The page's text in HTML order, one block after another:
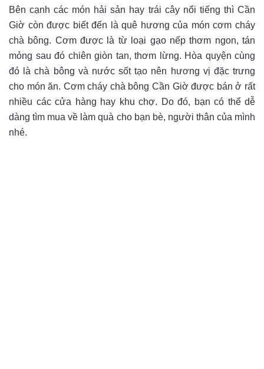
Bên cạnh các món hải sản hay trái cây nổi tiếng thì Cần
Giờ còn được biết đến là quê hương của món cơm cháy
chà bông. Cơm được là từ loại gạo nếp thơm ngon, tán
mỏng sau đó chiên giòn tan, thơm lừng. Hòa quyện cùng
đó là chà bông và nước sốt tạo nên hương vị đặc trưng
cho món ăn. Cơm cháy chà bông Cần Giờ được bán ở rất
nhiều các cửa hàng hay khu chợ. Do đó, bạn có thể dễ
dàng tìm mua về làm quà cho bạn bè, người thân của mình
nhé.